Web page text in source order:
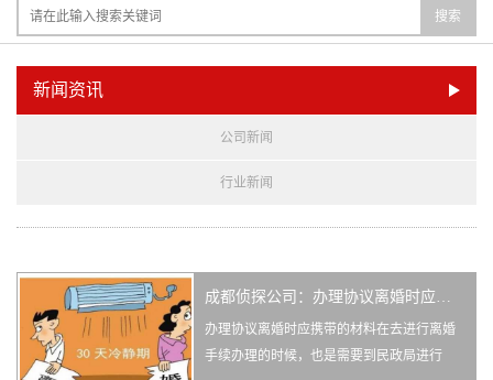
搜索
新闻资讯
公司新闻
行业新闻
成都侦探公司：办理协议离婚时应携带的材料
办理协议离婚时应携带的材料在去进行离婚
手续办理的时候，也是需要到民政局进行